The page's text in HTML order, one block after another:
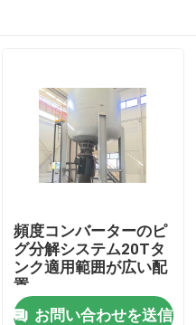
頻度コンバーターのピ
グ分解システム20Tタ
ンク適用範囲が広い配
置
お問い合わせを送信